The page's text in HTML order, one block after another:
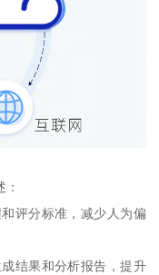
评分标准，减少人为偏
结果和分析报告，提升